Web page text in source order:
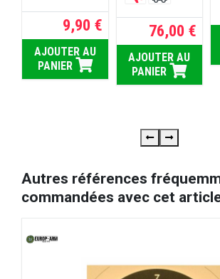
9,90 €
AJOUTER AU
PANIER
76,00 €
AJOUTER AU
PANIER
Autres références
commandées avec cet